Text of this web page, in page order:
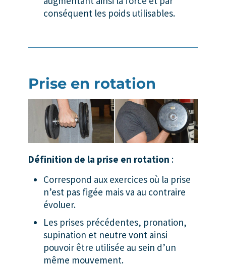
conséquent les poids utilisables.
Prise en rotation
Définition de la prise en rotation :
Correspond aux exercices où la prise
n’est pas figée mais va au contraire
évoluer.
Les prises précédentes, pronation,
supination et neutre vont ainsi
pouvoir être utilisée au sein d’un
même mouvement.